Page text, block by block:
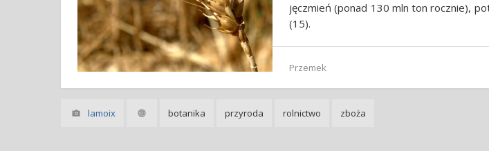
jęczmień (ponad 130 mln ton rocznie),
(15).
Przemek
lamoix botanika przyroda rolnictwo zboża